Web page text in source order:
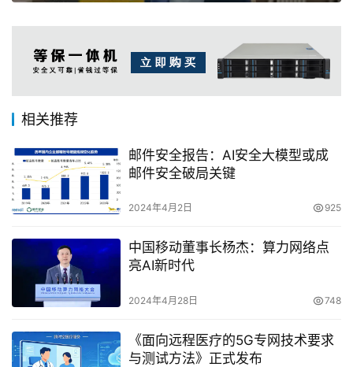
相关推荐
邮件安全报告：AI安全大模型或成
邮件安全破局关键
2024年4月2日 925
中国移动董事长杨杰：算力网络点
亮AI新时代
2024年4月28日 748
《面向远程医疗的5G专网技术要求
与测试方法》正式发布